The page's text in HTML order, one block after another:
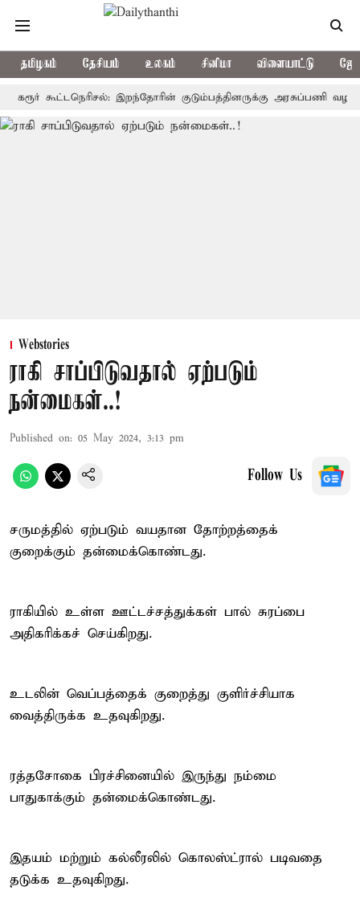
தமிழகம் தேசியம் உலகம் சினிமா விளையாட்டு
கூட்டநெரிசல்: இறந்தோரின் குடும்பத்தினருக்கு அரசுப்பணி வழக்கு;
Webstories
ராகி சாப்பிடுவதால் ஏற்படும்
நன்மைகள்..!
Published on: 05 May 2024, 3:13 pm
Follow Us
சருமத்தில் ஏற்படும் வயதான தோற்றத்தைக்
குறைக்கும் தன்மைக்கொண்டது.
ராகியில் உள்ள ஊட்டச்சத்துக்கள் பால் சுரப்பை
அதிகரிக்கச் செய்கிறது.
உடலின் வெப்பத்தைக் குறைத்து குளிர்ச்சியாக
வைத்திருக்க உதவுகிறது.
ரத்தசோகை பிரச்சினையில் இருந்து நம்மை
பாதுகாக்கும் தன்மைக்கொண்டது.
இதயம் மற்றும் கல்லீரலில் கொலஸ்ட்ரால் படிவதை
தடுக்க உதவுகிறது.